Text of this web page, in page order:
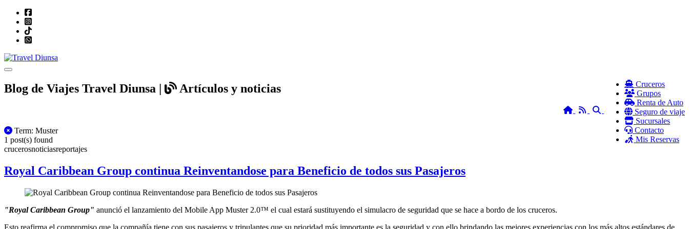
Toggle navigation
Cruceros
Grupos
Renta de Auto
Seguro de viaje
Sucursales
Contacto
Mis Reservas
Blog de Viajes Travel Diunsa | Artículos y noticias
HomeRSS Search
All Posts
Term: Muster
1 post(s) found
crucerosnoticiasreportajes
Royal Caribbean Group continua Reinventandose para Beneficio de todos sus Pasajeros
"Royal Caribbean Group" anunció el lanzamiento del Mobile App Muster 2.0™ el cual estará sustituyendo el simulacro de seguridad que se hace a bordo de los cruceros.
Esto reafirma el compromiso que la compañía tiene con sus pasajeros y tripulantes que su prioridad más importante es la seguridad y con ello brindando las mejores experiencias con los más altos estándares de